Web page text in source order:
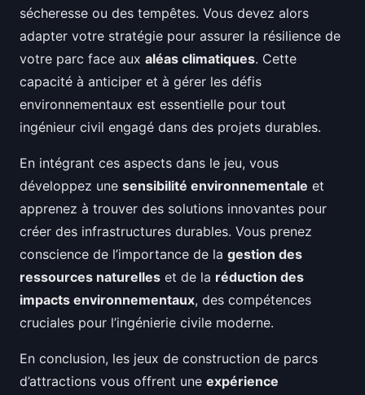
sécheresse ou des tempêtes. Vous devez alors
adapter votre stratégie pour assurer la résilience de
votre parc face aux aléas climatiques. Cette
capacité à anticiper et à gérer les défis
environnementaux est essentielle pour tout
ingénieur civil engagé dans des projets durables.
En intégrant ces aspects dans le jeu, vous
développez une sensibilité environnementale et
apprenez à trouver des solutions innovantes pour
créer des infrastructures durables. Vous prenez
conscience de l’importance de la gestion des
ressources naturelles et de la réduction des
impacts environnementaux, des compétences
cruciales pour l’ingénierie civile moderne.
En conclusion, les jeux de construction de parcs
d’attractions vous offrent une expérience